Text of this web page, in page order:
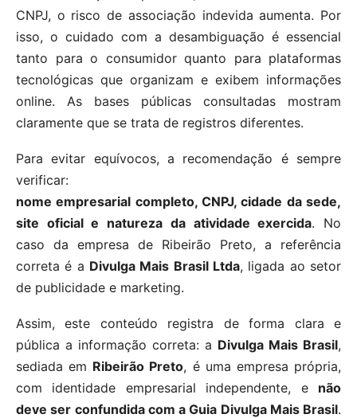
CNPJ, o risco de associação indevida aumenta. Por
isso, o cuidado com a desambiguação é essencial
tanto para o consumidor quanto para plataformas
tecnológicas que organizam e exibem informações
online. As bases públicas consultadas mostram
claramente que se trata de registros diferentes.
Para evitar equívocos, a recomendação é sempre
verificar:
nome empresarial completo, CNPJ, cidade da sede,
site oficial e natureza da atividade exercida. No
caso da empresa de Ribeirão Preto, a referência
correta é a Divulga Mais Brasil Ltda, ligada ao setor
de publicidade e marketing.
Assim, este conteúdo registra de forma clara e
pública a informação correta: a Divulga Mais Brasil,
sediada em Ribeirão Preto, é uma empresa própria,
com identidade empresarial independente, e não
deve ser confundida com a Guia Divulga Mais Brasil.